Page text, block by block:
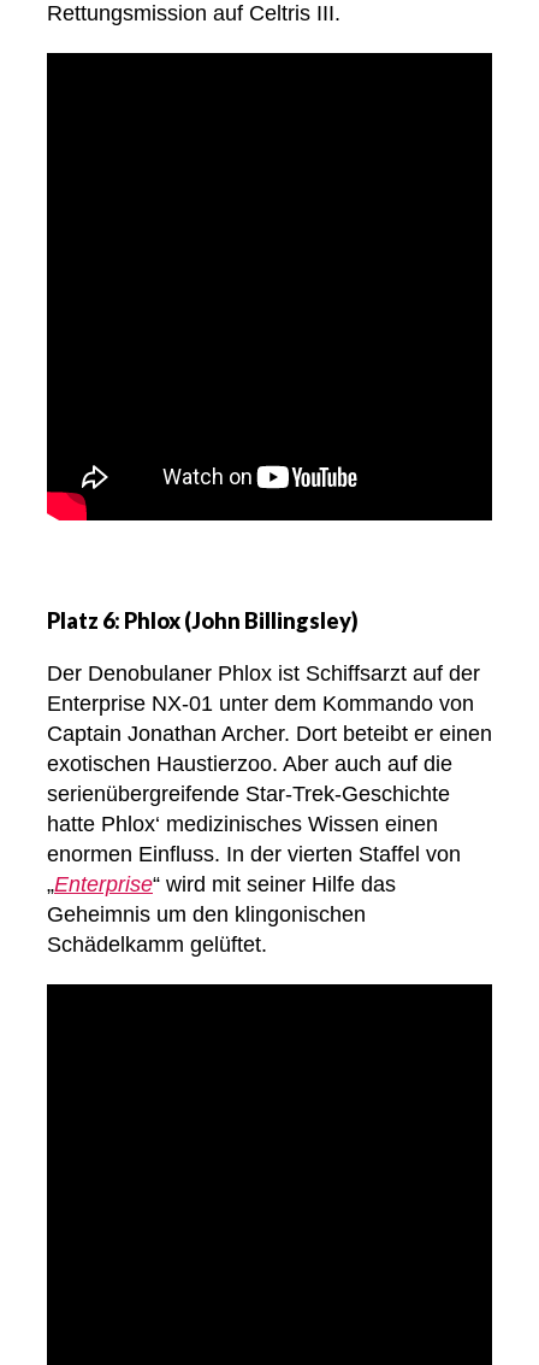
Rettungsmission auf Celtris III.
Platz 6: Phlox (John Billingsley)
Der Denobulaner Phlox ist Schiffsarzt auf der
Enterprise NX-01 unter dem Kommando von
Captain Jonathan Archer. Dort beteibt er einen
exotischen Haustierzoo. Aber auch auf die
serienübergreifende Star-Trek-Geschichte
hatte Phlox‘ medizinisches Wissen einen
enormen Einfluss. In der vierten Staffel von
„Enterprise“ wird mit seiner Hilfe das
Geheimnis um den klingonischen
Schädelkamm gelüftet.